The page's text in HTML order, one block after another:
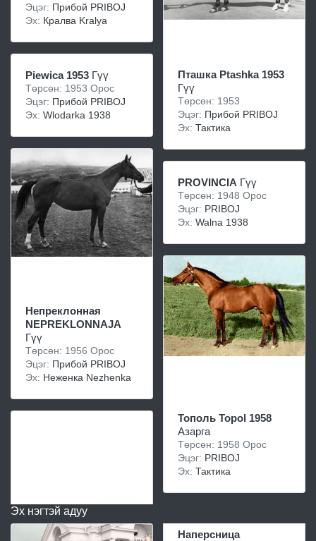
Эцэг: Прибой PRIBOJ
Эх: Кралва Kralya
Piewica 1953 Гүү
Төрсөн: 1953 Орос
Эцэг: Прибой PRIBOJ
Эх: Wlodarka 1938
Непреклонная
NEPREKLONNAJA
Гүү
Төрсөн: 1956 Орос
Эцэг: Прибой PRIBOJ
Эх: Неженка Nezhenka
Пташка Ptashka 1953
Гүү
Төрсөн: 1953
Эцэг: Прибой PRIBOJ
Эх: Тактика
PROVINCIA Гүү
Төрсөн: 1948 Орос
Эцэг: PRIBOJ
Эх: Walna 1938
Тополь Topol 1958
Азарга
Төрсөн: 1958 Орос
Эцэг: PRIBOJ
Эх: Тактика
Эх нэгтэй адуу
Наперсница